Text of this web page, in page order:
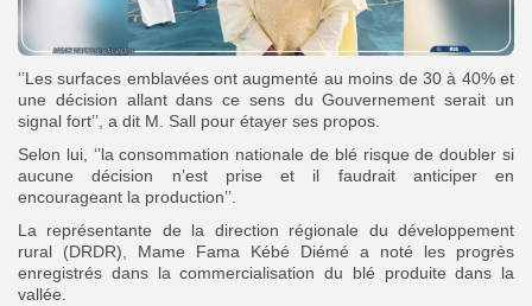
‘’Les surfaces emblavées ont augmenté au moins de 30 à 40% et
une décision allant dans ce sens du Gouvernement serait un
signal fort’’, a dit M. Sall pour étayer ses propos.
Selon lui, ‘’la consommation nationale de blé risque de doubler si
aucune décision n’est prise et il faudrait anticiper en
encourageant la production’’.
La représentante de la direction régionale du développement
rural (DRDR), Mame Fama Kébé Diémé a noté les progrès
enregistrés dans la commercialisation du blé produite dans la
vallée.